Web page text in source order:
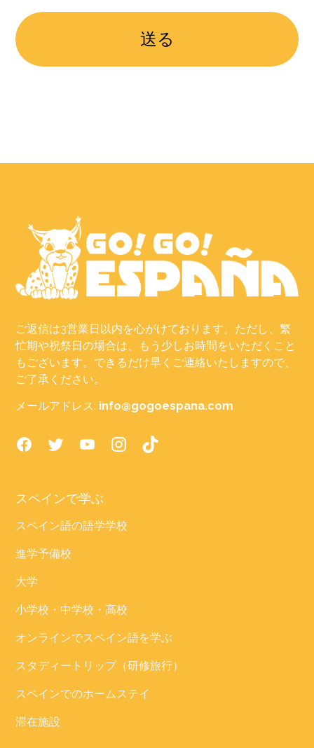
ご返信は3営業日以内を心がけております。ただし、繁
忙期や祝祭日の場合は、もう少しお時間をいただくこと
もございます。できるだけ早くご連絡いたしますので、
ご了承ください。
メールアドレス: info@gogoespana.com
スペインで学ぶ
スペイン語の語学学校
進学予備校
大学
小学校・中学校・高校
オンラインでスペイン語を学ぶ
スタディートリップ（研修旅行）
スペインでのホームステイ
滞在施設